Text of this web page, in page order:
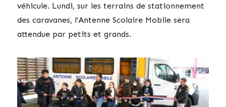
véhicule. Lundi, sur les terrains de stationnement
des caravanes, l’Antenne Scolaire Mobile sera
attendue par petits et grands.